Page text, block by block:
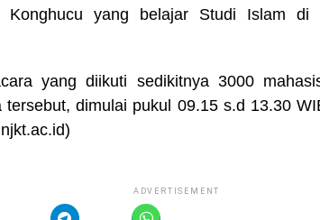
Konghucu yang belajar Studi Islam di
yang diikuti sedikitnya 3000
tersebut, dimulai pukul 09.15 s.d 13.30
ADVERTISEMENT